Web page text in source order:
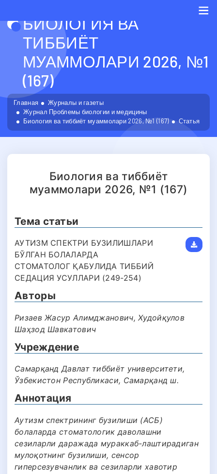
БИОЛОГИЯ ВА
ТИББИЁТ
МУАММОЛАРИ 2026, №1
(167)
Главная
Журналы и газеты
Журнал Проблемы биологии и медицины
Биология ва тиббиёт муаммолари 2026, №1 (167)
Статья
Биология ва тиббиёт
муаммолари 2026, №1 (167)
Тема статьи
АУТИЗМ СПЕКТРИ БУЗИЛИШЛАРИ
БЎЛГАН БОЛАЛАРДА
СТОМАТОЛОГ ҚАБУЛИДА ТИББИЙ
СЕДАЦИЯ УСУЛЛАРИ (249-254)
Авторы
Ризаев Жасур Алимджанович, Худойқулов
Шаҳзод Шавкатович
Учреждение
Самарқанд Давлат тиббиёт университети,
Ўзбекистон Республикаси, Самарқанд ш.
Аннотация
Аутизм спектрининг бузилиши (АСБ)
болаларда стоматологик даволашни
сезиларли даражада мураккаб-лаштирадиган
мулоқотнинг бузилиши, сенсор
гиперсезувчанлик ва сезиларли хавотир